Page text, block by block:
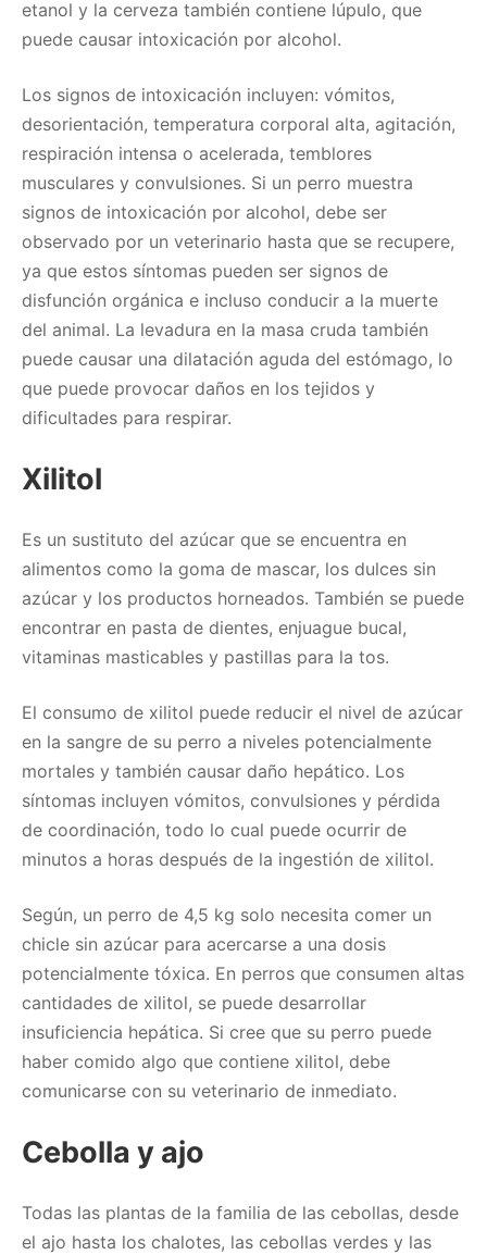
etanol y la cerveza también contiene lúpulo, que
puede causar intoxicación por alcohol.
Los signos de intoxicación incluyen: vómitos,
desorientación, temperatura corporal alta, agitación,
respiración intensa o acelerada, temblores
musculares y convulsiones. Si un perro muestra
signos de intoxicación por alcohol, debe ser
observado por un veterinario hasta que se recupere,
ya que estos síntomas pueden ser signos de
disfunción orgánica e incluso conducir a la muerte
del animal. La levadura en la masa cruda también
puede causar una dilatación aguda del estómago, lo
que puede provocar daños en los tejidos y
dificultades para respirar.
Xilitol
Es un sustituto del azúcar que se encuentra en
alimentos como la goma de mascar, los dulces sin
azúcar y los productos horneados. También se puede
encontrar en pasta de dientes, enjuague bucal,
vitaminas masticables y pastillas para la tos.
El consumo de xilitol puede reducir el nivel de azúcar
en la sangre de su perro a niveles potencialmente
mortales y también causar daño hepático. Los
síntomas incluyen vómitos, convulsiones y pérdida
de coordinación, todo lo cual puede ocurrir de
minutos a horas después de la ingestión de xilitol.
Según, un perro de 4,5 kg solo necesita comer un
chicle sin azúcar para acercarse a una dosis
potencialmente tóxica. En perros que consumen altas
cantidades de xilitol, se puede desarrollar
insuficiencia hepática. Si cree que su perro puede
haber comido algo que contiene xilitol, debe
comunicarse con su veterinario de inmediato.
Cebolla y ajo
Todas las plantas de la familia de las cebollas, desde
el ajo hasta los chalotes, las cebollas verdes y las